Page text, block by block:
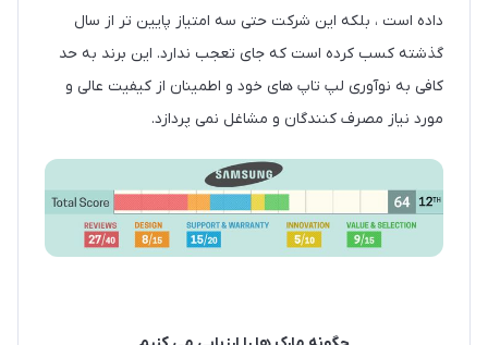
داده است ، بلکه این شرکت حتی سه امتیاز پایین تر از سال
گذشته کسب کرده است که جای تعجب ندارد. این برند به حد
کافی به نوآوری لپ تاپ های خود و اطمینان از کیفیت عالی و
مورد نیاز مصرف کنندگان و مشاغل نمی پردازد.